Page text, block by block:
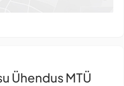
Ühendus MTÜ